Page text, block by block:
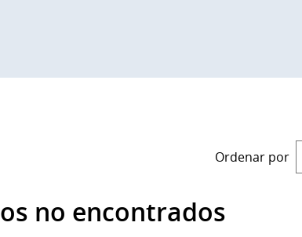
Ordenar por
no encontrados